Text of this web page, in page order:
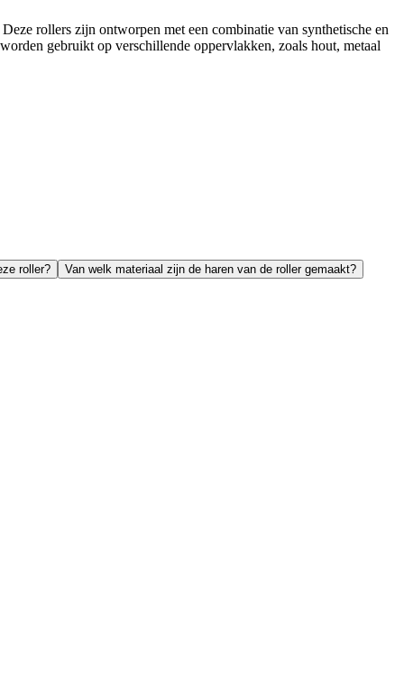
rollers zijn ontworpen met een combinatie van synthetische en
gebruikt op verschillende oppervlakken, zoals hout, metaal
roller? Van welk materiaal zijn de haren van de roller gemaakt?